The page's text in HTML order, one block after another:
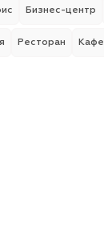
Бизнес-центр
Ресторан Кафе